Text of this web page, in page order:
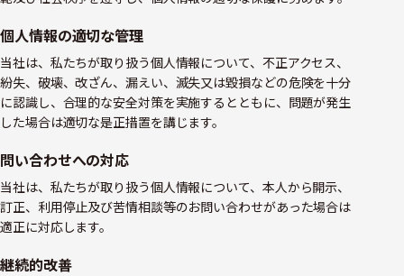
個人情報の適切な管理
当社は、私たちが取り扱う個人情報について、不正アクセス、
紛失、破壊、改ざん、漏えい、滅失又は毀損などの危険を十分
に認識し、合理的な安全対策を実施するとともに、問題が発生
した場合は適切な是正措置を講じます。
問い合わせへの対応
当社は、私たちが取り扱う個人情報について、本人から開示、
訂正、利用停止及び苦情相談等のお問い合わせがあった場合は
適正に対応します。
継続的改善